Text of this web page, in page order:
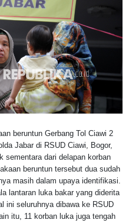
beruntun Gerbang Tol Ciawi 2
Jabar di RSUD Ciawi, Bogor,
sementara dari delapan korban
beruntun tersebut dua sudah
masih dalam upaya identifikasi.
lantaran luka bakar yang diderita
ini seluruhnya dibawa ke RSUD
itu, 11 korban luka juga tengah